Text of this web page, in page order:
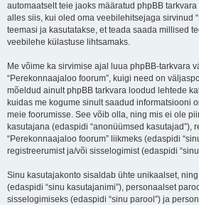
automaatselt teie jaoks määratud phpBB
alles siis, kui oled oma veebilehitsejaga sirvinud
teemasi ja kasutatakse, et teada saada millised
veebilehe külastuse lihtsamaks.
Me võime ka sirvimise ajal luua phpBB-tarkvara
“Perekonnaajaloo foorum”, kuigi need on
mõeldud ainult phpBB tarkvara loodud lehtede
kuidas me kogume sinult saadud informatsiooni
meie foorumisse. See võib olla, ning mis ei ole
kasutajana (edaspidi “anonüümsed kasutajad”),
“Perekonnaajaloo foorum” liikmeks (edaspidi
registreerumist ja/või sisselogimist (edaspidi
Sinu kasutajakonto sisaldab ühte unikaalset,
(edaspidi “sinu kasutajanimi”), personaalset
sisselogimiseks (edaspidi “sinu parool”) ja